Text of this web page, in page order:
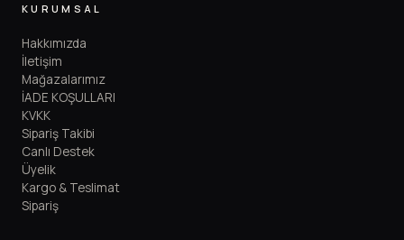
KURUMSAL
Hakkımızda
İletişim
Mağazalarımız
İADE KOŞULLARI
KVKK
Sipariş Takibi
Canlı Destek
Üyelik
Kargo & Teslimat
Sipariş